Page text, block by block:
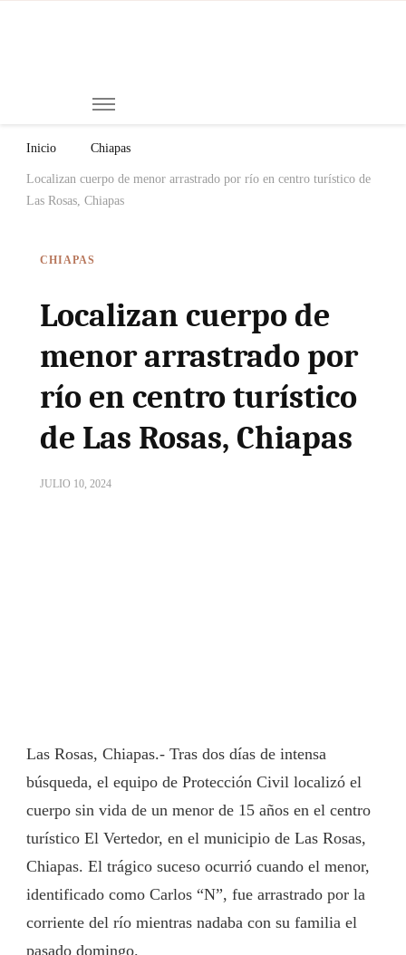
Inicio Chiapas
Localizan cuerpo de menor arrastrado por río en centro turístico de
Las Rosas, Chiapas
CHIAPAS
Localizan cuerpo de
menor arrastrado por
río en centro turístico
de Las Rosas, Chiapas
JULIO 10, 2024
Las Rosas, Chiapas.- Tras dos días de intensa
búsqueda, el equipo de Protección Civil localizó el
cuerpo sin vida de un menor de 15 años en el centro
turístico El Vertedor, en el municipio de Las Rosas,
Chiapas. El trágico suceso ocurrió cuando el menor,
identificado como Carlos “N”, fue arrastrado por la
corriente del río mientras nadaba con su familia el
pasado domingo.